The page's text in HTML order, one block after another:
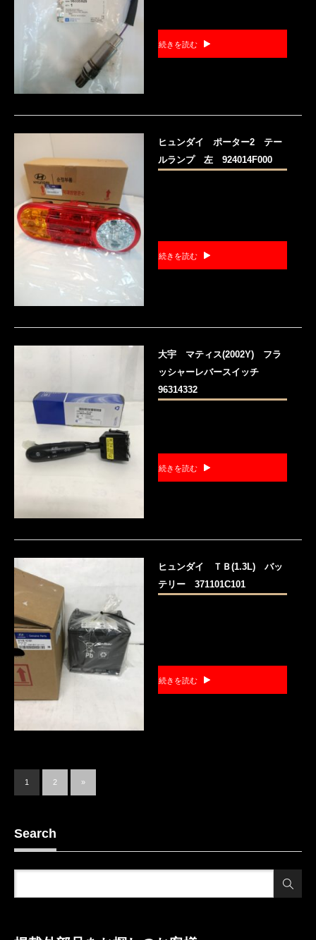
続きを読む
ヒュンダイ ポーター2 テー
ルランプ 左 924014F000
続きを読む
大宇 マティス(2002Y) フラ
ッシャーレバースイッチ
96314332
続きを読む
ヒュンダイ ＴＢ(1.3L) バッ
テリー 371101C101
続きを読む
1 2 »
Search